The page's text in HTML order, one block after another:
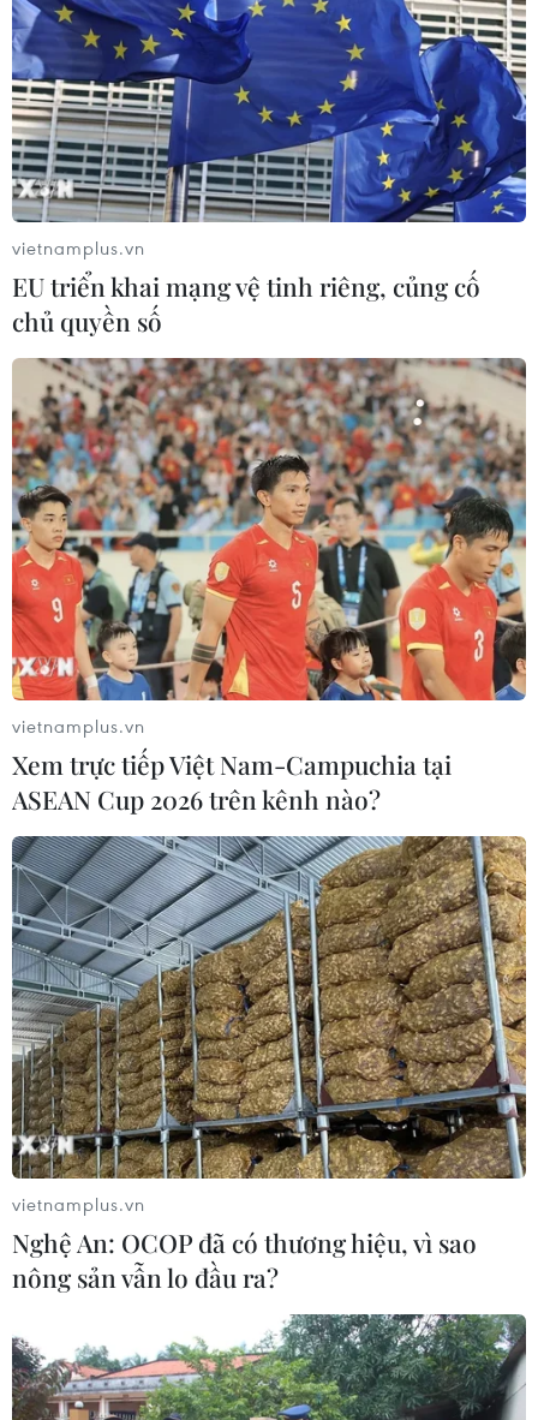
vietnamplus.vn
EU triển khai mạng vệ tinh riêng, củng cố
chủ quyền số
vietnamplus.vn
Xem trực tiếp Việt Nam-Campuchia tại
ASEAN Cup 2026 trên kênh nào?
vietnamplus.vn
Nghệ An: OCOP đã có thương hiệu, vì sao
nông sản vẫn lo đầu ra?